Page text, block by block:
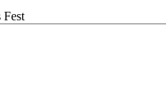
Fest